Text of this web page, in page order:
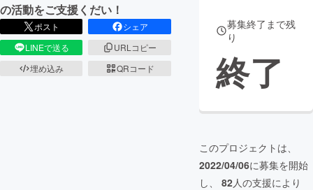
の活動をご支援くだい！
ポスト
シェア
LINEで送る
URLコピー
埋め込み
QRコード
募集終了まで残
り
終了
このプロジェクトは、
2022/04/06に募集を開始
し、 82人の支援により